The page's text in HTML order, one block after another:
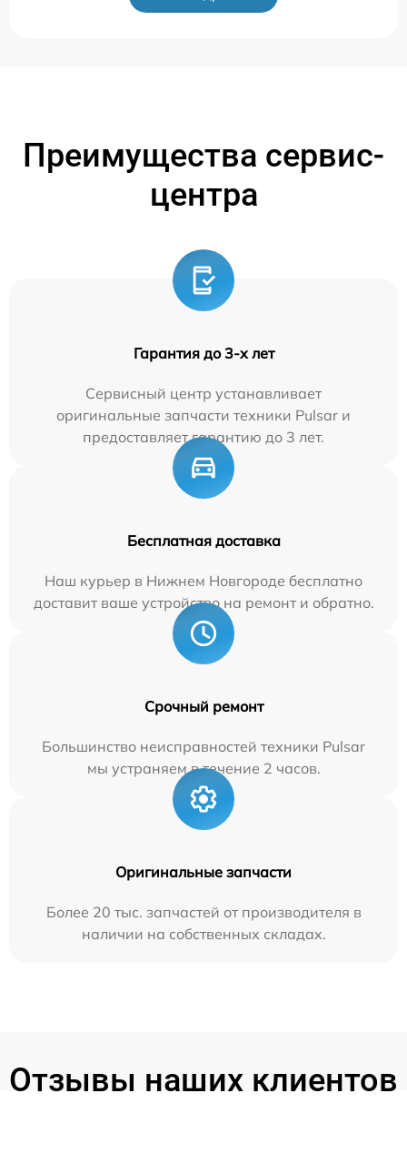
Преимущества сервис-
центра
Гарантия до 3-х лет
Сервисный центр устанавливает
оригинальные запчасти техники Pulsar и
предоставляет гарантию до 3 лет.
Бесплатная доставка
Наш курьер в Нижнем Новгороде бесплатно
доставит ваше устройство на ремонт и обратно.
Срочный ремонт
Большинство неисправностей техники Pulsar
мы устраняем в течение 2 часов.
Оригинальные запчасти
Более 20 тыс. запчастей от производителя в
наличии на собственных складах.
Отзывы наших клиентов